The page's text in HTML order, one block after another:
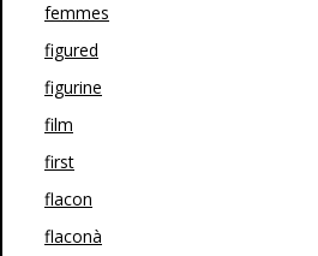
femmes
figured
figurine
film
first
flacon
flaconà